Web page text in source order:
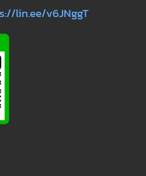
lin.ee/v6JNggT